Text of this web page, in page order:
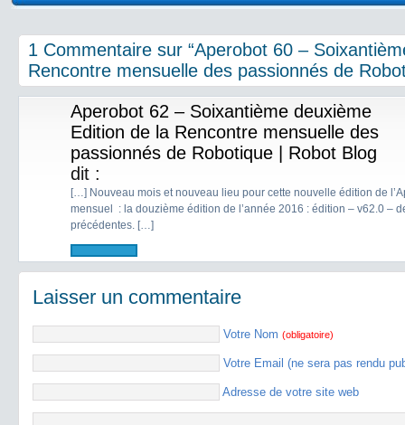
1 Commentaire sur “Aperobot 60 –
Rencontre mensuelle des passionnés de
Aperobot 62 – Soixantième deuxième
Edition de la Rencontre mensuelle des
passionnés de Robotique | Robot Blog
dit :
[…] Nouveau mois et nouveau lieu pour cette nouvelle édition de
mensuel : la douzième édition de l’année 2016 : édition – v62.0 –
précédentes. […]
Laisser un commentaire
Votre Nom (obligatoire)
Votre Email (ne sera pas rendu
Adresse de votre site web